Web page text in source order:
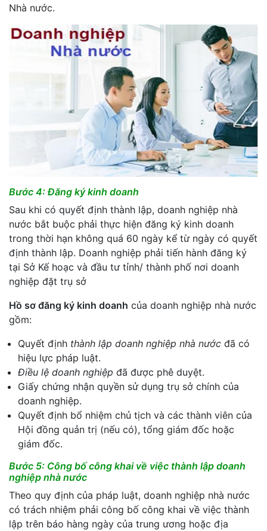
Nhà nước.
Bước 4: Đăng ký kinh doanh
Sau khi có quyết định thành lập, doanh nghiệp nhà
nước bắt buộc phải thực hiện đăng ký kinh doanh
trong thời hạn không quá 60 ngày kể từ ngày có quyết
định thành lập. Doanh nghiệp phải tiến hành đăng ký
tại Sở Kế hoạc và đầu tư tỉnh/ thành phố nơi doanh
nghiệp đặt trụ sở
Hồ sơ đăng ký kinh doanh của doanh nghiệp nhà nước
gồm:
Quyết định thành lập doanh nghiệp nhà nước đã có
hiệu lực pháp luật.
Điều lệ doanh nghiệp đã được phê duyệt.
Giấy chứng nhận quyền sử dụng trụ sở chính của
doanh nghiệp.
Quyết định bổ nhiệm chủ tịch và các thành viên của
Hội đồng quản trị (nếu có), tổng giám đốc hoặc
giám đốc.
Bước 5: Công bố công khai về việc thành lập doanh
nghiệp nhà nước
Theo quy định của pháp luật, doanh nghiệp nhà nước
có trách nhiệm phải công bố công khai về việc thành
lập trên báo hàng ngày của trung ương hoặc địa